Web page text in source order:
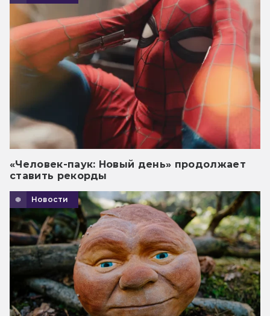
«Человек-паук: Новый день» продолжает
ставить рекорды
Новости